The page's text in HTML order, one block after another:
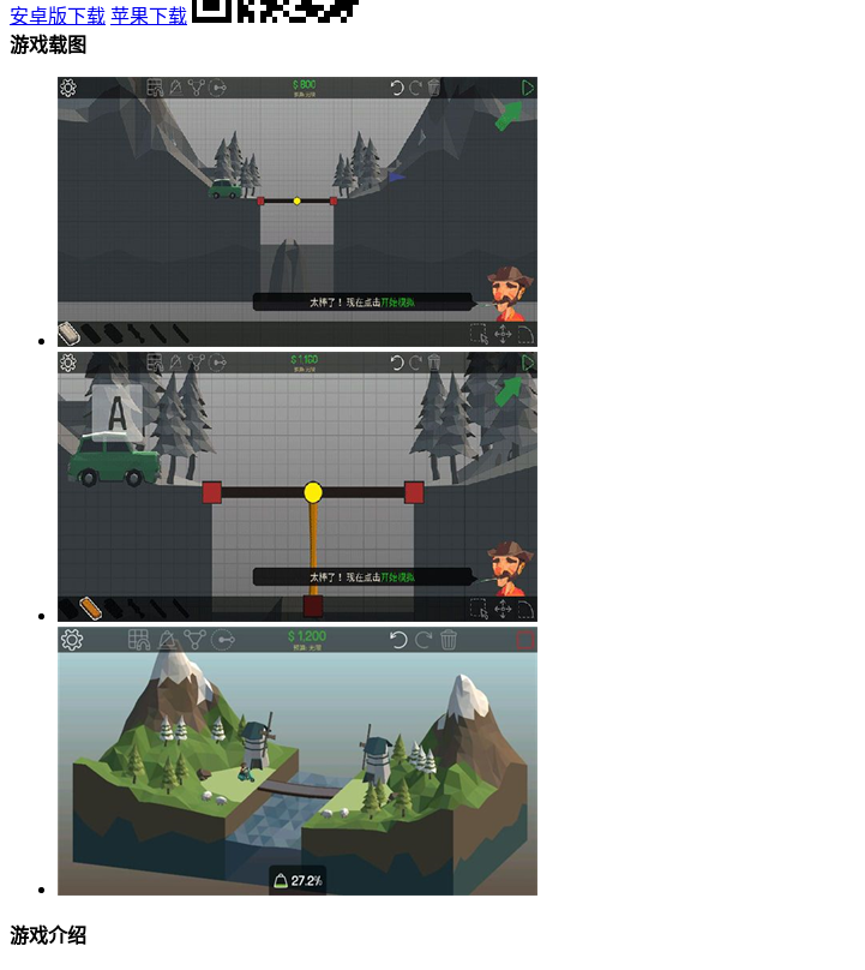
安卓版下载 苹果下载
游戏载图
游戏介绍